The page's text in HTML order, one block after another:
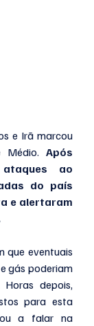
e Irã marcou
Médio. Após
ao
do país
e alertaram
que eventuais
gás poderiam
depois,
para esta
a falar na